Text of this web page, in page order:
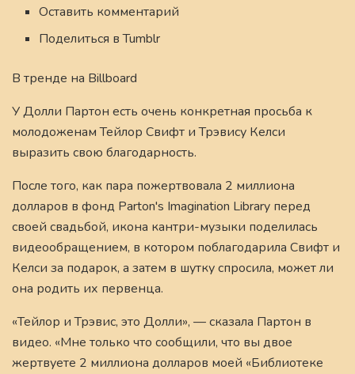
Оставить комментарий
Поделиться в Tumblr
В тренде на Billboard
У Долли Партон есть очень конкретная просьба к
молодоженам Тейлор Свифт и Трэвису Келси
выразить свою благодарность.
После того, как пара пожертвовала 2 миллиона
долларов в фонд Parton's Imagination Library перед
своей свадьбой, икона кантри-музыки поделилась
видеообращением, в котором поблагодарила Свифт и
Келси за подарок, а затем в шутку спросила, может ли
она родить их первенца.
«Тейлор и Трэвис, это Долли», — сказала Партон в
видео. «Мне только что сообщили, что вы двое
жертвуете 2 миллиона долларов моей «Библиотеке